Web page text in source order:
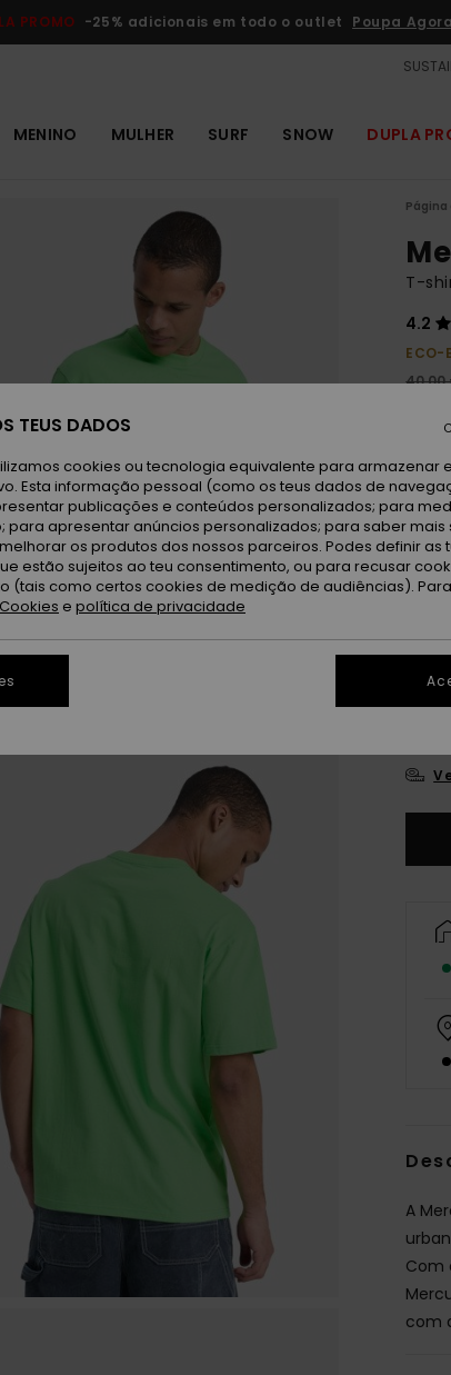
PROMO -25% adicionais em todo o outlet Poupa Agora
MENINO MULHER SURF SNOW DUPLA
Página
T-
4.2
ECO-
40,00
Cor
A
Com
com
TEUS DADOS
cookies ou tecnologia equivalente para armazenar
Esta informação pessoal (como os teus dados de
publicações e conteúdos personalizados; para
apresentar anúncios personalizados; para saber mais
os produtos dos nossos parceiros. Podes definir as
estão sujeitos ao teu consentimento, ou para recusar
(tais como certos cookies de medição de audiências).
e política de privacidade